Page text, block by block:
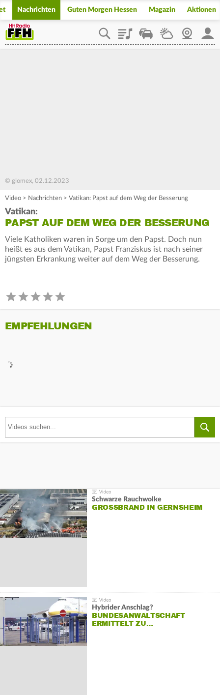
Nachrichten Guten Morgen Hessen Magazin Aktionen
PlaylistStaupilotWetterWebcam
© glomex, 02.12.2023
Video > Nachrichten > Vatikan: Papst auf dem Weg der Besserung
Vatikan:
PAPST AUF DEM WEG DER BESSERUNG
Viele Katholiken waren in Sorge um den Papst. Doch nun
heißt es aus dem Vatikan, Papst Franziskus ist nach seiner
jüngsten Erkrankung weiter auf dem Weg der Besserung.
EMPFEHLUNGEN
Schwarze Rauchwolke
GROSSBRAND IN GERNSHEIM
Hybrider Anschlag?
BUNDESANWALTSCHAFT
ERMITTELT ZU…